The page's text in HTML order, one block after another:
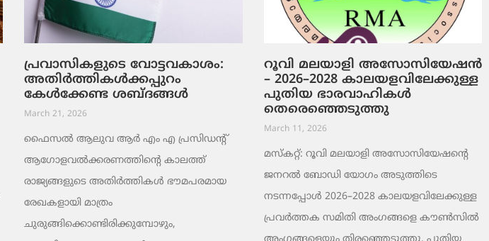
പ്രവാസികളുടെ വോട്ടവകാശം:
അതിർത്തികൾക്കപ്പുറം
കേൾക്കേണ്ട ശബ്ദങ്ങൾ
March 21, 2026
ഫൈസൽ ആലുവ ആർ എം എ പ്രസിഡന്റ്
ആഗോളവൽക്കരണത്തിന്റെ കാലത്ത്
രാജ്യങ്ങളുടെ അതിർത്തികൾ ഭൗമപരമായ
രേഖകളായി മാത്രം
ചുരുങ്ങിക്കൊണ്ടിരിക്കുമ്പോഴും,
റൂവി മലയാളി അസോസിയേഷൻ
– 2026–2028 കാലയളവിലേക്കുള്ള
പുതിയ ഭാരവാഹികൾ
തെരെഞ്ഞെടുത്തു
March 11, 2026
മസ്കറ്റ്: റൂവി മലയാളി അസോസിയേഷന്റെ
ജനറൽ ബോഡി യോഗം അടുത്തിടെ
നടന്നപ്പോൾ 2026–2028 കാലയളവിലേക്കുള്ള
പ്രവർത്തക സമിതി അംഗങ്ങളെ കൗൺസിൽ